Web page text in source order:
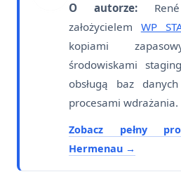
O autorze:
założycielem WP
kopiami
środowiskami
obsługą baz
procesami wdrażania.
Zobacz pełny
Hermenau